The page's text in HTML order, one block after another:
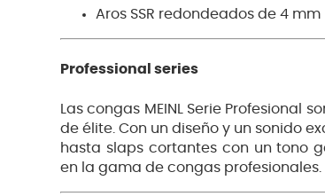
Aros SSR redondeados de 4 mm
Professional series
Las congas MEINL Serie Profesional
de élite. Con un diseño y un sonido
hasta slaps cortantes con un tono
en la gama de congas profesionales.